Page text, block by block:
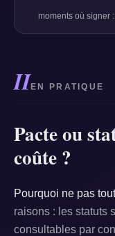
moments où signer
IIEN PRATIQUE
Pacte ou
coûte ?
Pourquoi ne pas
raisons : les statuts
consultables par